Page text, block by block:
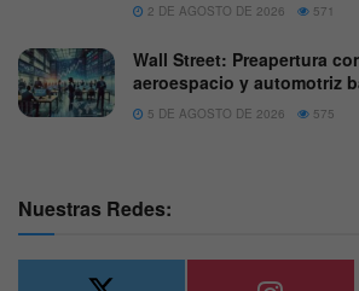
2 DE AGOSTO DE 2026 571
Wall Street: Preapertura
aeroespacio y automotriz
5 DE AGOSTO DE 2026 575
Nuestras Redes: